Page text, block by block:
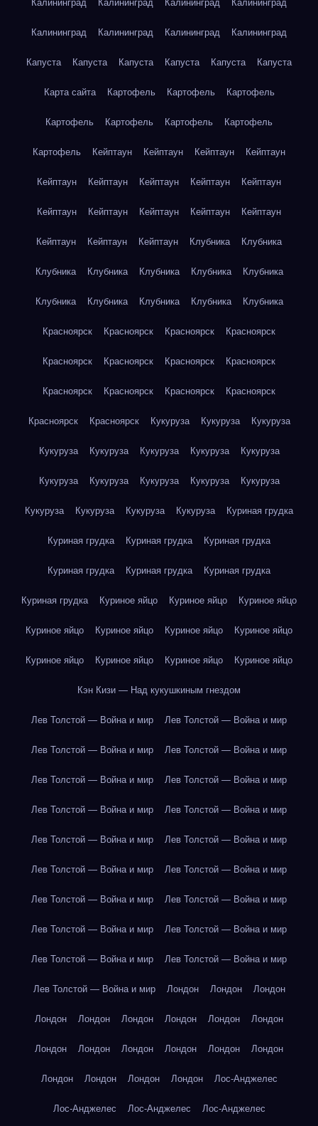
Калининград Калининград Калининград Калининград
Калининград Калининград Калининград Калининград
Капуста Капуста Капуста Капуста Капуста Капуста
Карта сайта Картофель Картофель Картофель
Картофель Картофель Картофель Картофель
Картофель Кейптаун Кейптаун Кейптаун Кейптаун
Кейптаун Кейптаун Кейптаун Кейптаун Кейптаун
Кейптаун Кейптаун Кейптаун Кейптаун Кейптаун
Кейптаун Кейптаун Кейптаун Клубника Клубника
Клубника Клубника Клубника Клубника Клубника
Клубника Клубника Клубника Клубника Клубника
Красноярск Красноярск Красноярск Красноярск
Красноярск Красноярск Красноярск Красноярск
Красноярск Красноярск Красноярск Красноярск
Красноярск Красноярск Кукуруза Кукуруза Кукуруза
Кукуруза Кукуруза Кукуруза Кукуруза Кукуруза
Кукуруза Кукуруза Кукуруза Кукуруза Кукуруза
Кукуруза Кукуруза Кукуруза Кукуруза Куриная грудка
Куриная грудка Куриная грудка Куриная грудка
Куриная грудка Куриная грудка Куриная грудка
Куриная грудка Куриное яйцо Куриное яйцо Куриное яйцо
Куриное яйцо Куриное яйцо Куриное яйцо Куриное яйцо
Куриное яйцо Куриное яйцо Куриное яйцо Куриное яйцо
Кэн Кизи — Над кукушкиным гнездом
Лев Толстой — Война и мир Лев Толстой — Война и мир
Лев Толстой — Война и мир Лев Толстой — Война и мир
Лев Толстой — Война и мир Лев Толстой — Война и мир
Лев Толстой — Война и мир Лев Толстой — Война и мир
Лев Толстой — Война и мир Лев Толстой — Война и мир
Лев Толстой — Война и мир Лев Толстой — Война и мир
Лев Толстой — Война и мир Лев Толстой — Война и мир
Лев Толстой — Война и мир Лев Толстой — Война и мир
Лев Толстой — Война и мир Лев Толстой — Война и мир
Лев Толстой — Война и мир Лондон Лондон Лондон
Лондон Лондон Лондон Лондон Лондон Лондон
Лондон Лондон Лондон Лондон Лондон Лондон
Лондон Лондон Лондон Лондон Лос-Анджелес
Лос-Анджелес Лос-Анджелес Лос-Анджелес